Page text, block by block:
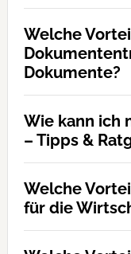
Welche
Dokumente?
Wie kann ich
– Tipps &
Welche
für die